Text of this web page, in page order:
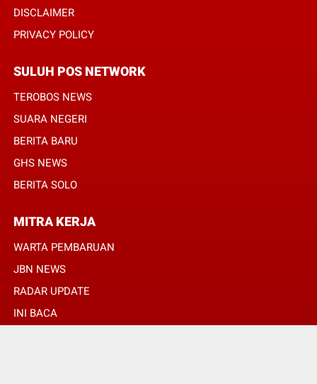
DISCLAIMER
PRIVACY POLICY
SULUH POS NETWORK
TEROBOS NEWS
SUARA NEGERI
BERITA BARU
GHS NEWS
BERITA SOLO
MITRA KERJA
WARTA PEMBARUAN
JBN NEWS
RADAR UPDATE
INI BACA